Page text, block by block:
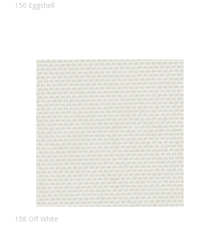
150 Eggshell
158 Off White